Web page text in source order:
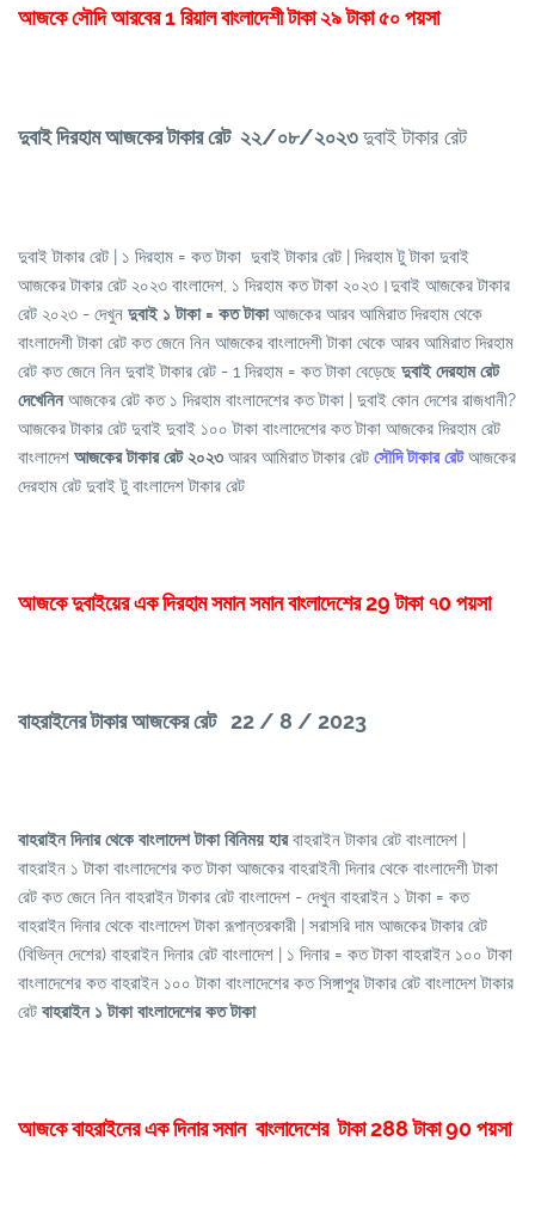
আজকে সৌদি আরবের 1 রিয়াল বাংলাদেশী টাকা ২৯ টাকা ৫০ পয়সা
দুবাই দিরহাম আজকের টাকার রেট২২/০৮/২০২৩দুবাই টাকার রেট
দুবাই টাকার রেট | ১ দিরহাম = কত টাকা দুবাই টাকার রেট | দিরহাম টু টাকা দুবাই
আজকের টাকার রেট ২০২৩ বাংলাদেশ, ১ দিরহাম কত টাকা ২০২৩।দুবাই আজকের টাকার
রেট ২০২৩ - দেখুন দুবাই ১ টাকা = কত টাকাআজকের আরব আমিরাত দিরহাম থেকে
বাংলাদেশী টাকা রেট কত জেনে নিন আজকের বাংলাদেশী টাকা থেকে আরব আমিরাত দিরহাম
রেট কত জেনে নিন দুবাই টাকার রেট - 1 দিরহাম = কত টাকা বেড়েছে দুবাই দেরহাম রেট
দেখেনিনআজকের রেট কত ১ দিরহাম বাংলাদেশের কত টাকা | দুবাই কোন দেশের রাজধানী?
আজকের টাকার রেট দুবাই দুবাই ১০০ টাকা বাংলাদেশের কত টাকা আজকের দিরহাম রেট
বাংলাদেশ আজকের টাকার রেট ২০২৩ আরব আমিরাত টাকার রেট সৌদি টাকার রেটআজকের
দেরহাম রেট দুবাই টু বাংলাদেশ টাকার রেট
আজকে দুবাইয়ের এক দিরহাম সমান সমান বাংলাদেশের 29 টাকা ৭0 পয়সা
বাহরাইনের টাকার আজকের রেট 22 / 8 / 2023
বাহরাইন দিনার থেকে বাংলাদেশ টাকা বিনিময় হারবাহরাইন টাকার রেট বাংলাদেশ |
বাহরাইন ১ টাকা বাংলাদেশের কত টাকা আজকের বাহরাইনী দিনার থেকে বাংলাদেশী টাকা
রেট কত জেনে নিন বাহরাইন টাকার রেট বাংলাদেশ - দেখুন বাহরাইন ১ টাকা = কত
বাহরাইন দিনার থেকে বাংলাদেশ টাকা রূপান্তরকারী | সরাসরি দাম আজকের টাকার রেট
(বিভিন্ন দেশের) বাহরাইন দিনার রেট বাংলাদেশ | ১ দিনার = কত টাকা বাহরাইন ১০০ টাকা
বাংলাদেশের কত বাহরাইন ১০০ টাকা বাংলাদেশের কত সিঙ্গাপুর টাকার রেট বাংলাদেশ টাকার
রেট বাহরাইন ১ টাকা বাংলাদেশের কত টাকা
আজকে বাহরাইনের এক দিনার সমান বাংলাদেশের টাকা 288 টাকা 90 পয়সা